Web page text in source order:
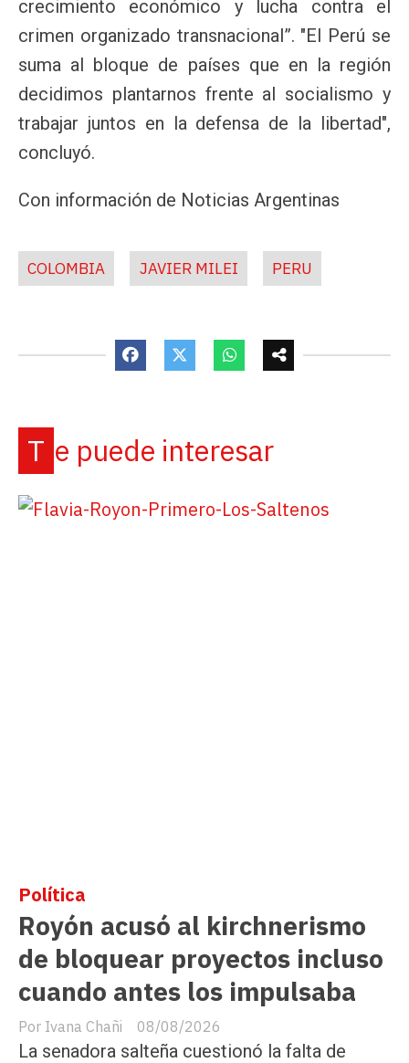
crecimiento económico y lucha contra el
crimen organizado transnacional”. "El Perú se
suma al bloque de países que en la región
decidimos plantarnos frente al socialismo y
trabajar juntos en la defensa de la libertad",
concluyó.
Con información de Noticias Argentinas
COLOMBIA JAVIER MILEI PERU
Te puede interesar
Royón acusó al kirchnerismo
de bloquear proyectos incluso
cuando antes los impulsaba
Ivana Chañi
Política
08/08/2026
La senadora salteña cuestionó la falta de